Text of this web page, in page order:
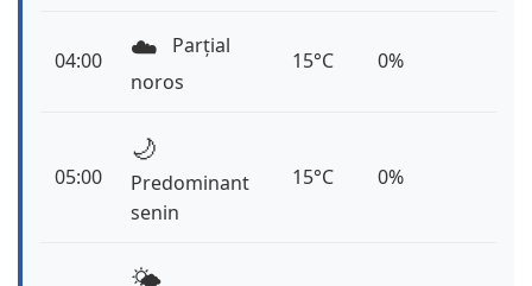
04:00 ☁️
Parțial
noros
15°C 0%
05:00
🌙
Predominant
senin
15°C 0%
🌤️